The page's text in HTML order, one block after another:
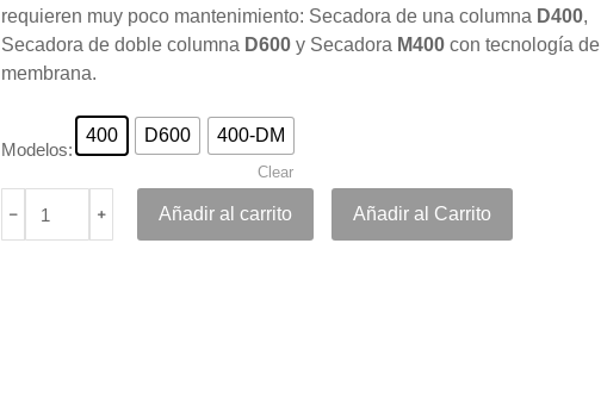
requieren muy poco mantenimiento: Secadora de una columna D400,
Secadora de doble columna D600 y Secadora M400 con tecnología de
membrana.
Modelos:
400 D600 400-DM
Clear
﹣ ﹢ Añadir al carrito Añadir al Carrito